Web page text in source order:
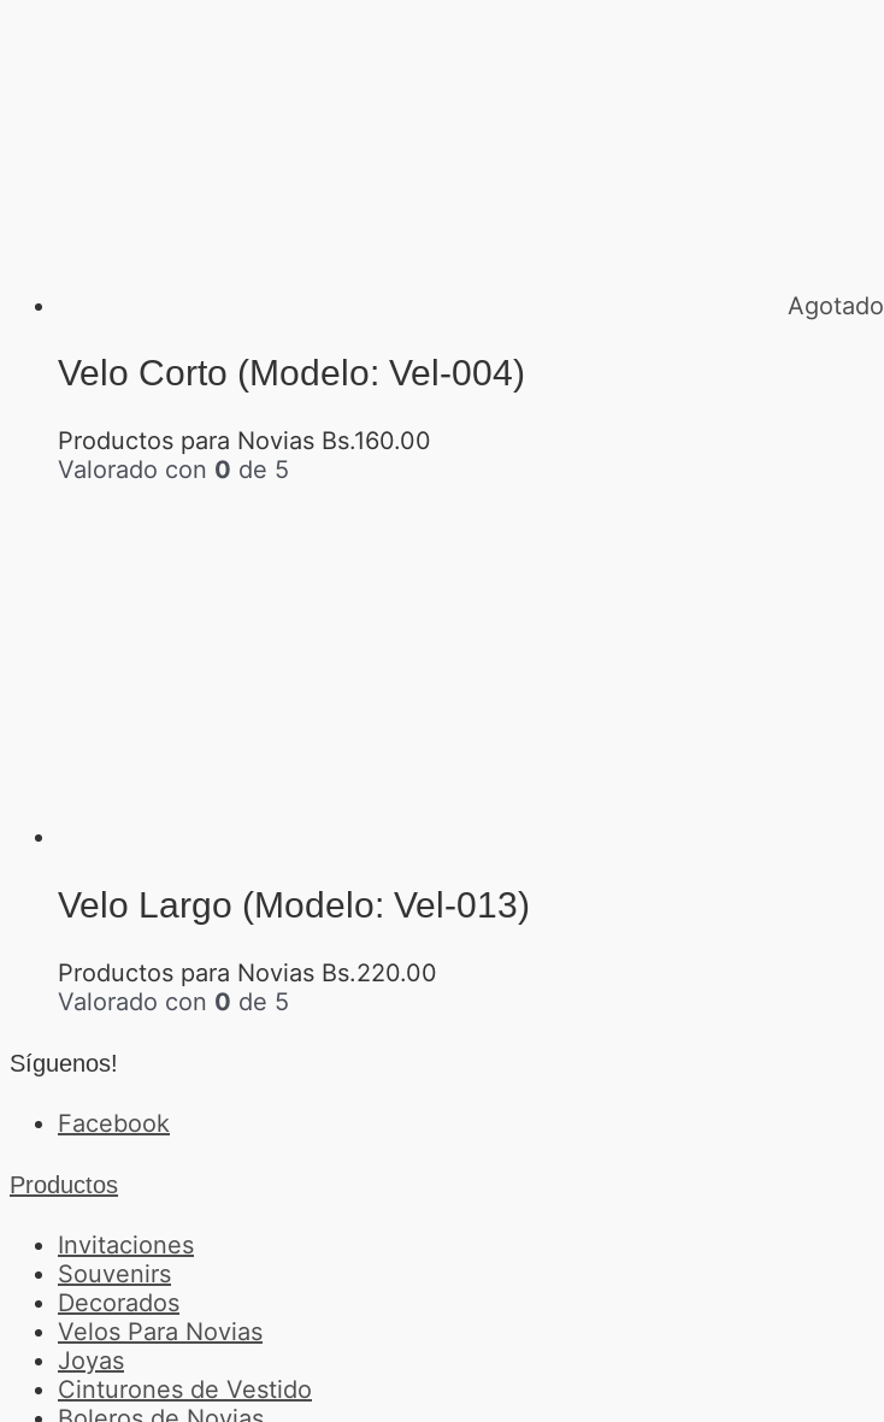
Agotado
Velo Corto (Modelo: Vel-004)
Productos para Novias Bs.160.00
Valorado con 0 de 5
Velo Largo (Modelo: Vel-013)
Productos para Novias Bs.220.00
Valorado con 0 de 5
Síguenos!
Facebook
Productos
Invitaciones
Souvenirs
Decorados
Velos Para Novias
Joyas
Cinturones de Vestido